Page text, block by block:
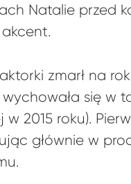
Natalie przed
akcent.
zmarł na
się w
w 2015 roku).
głównie w